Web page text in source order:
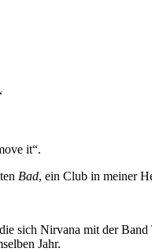
it“.
Bad, ein Club in meiner
sich Nirvana mit der Band
Jahr.